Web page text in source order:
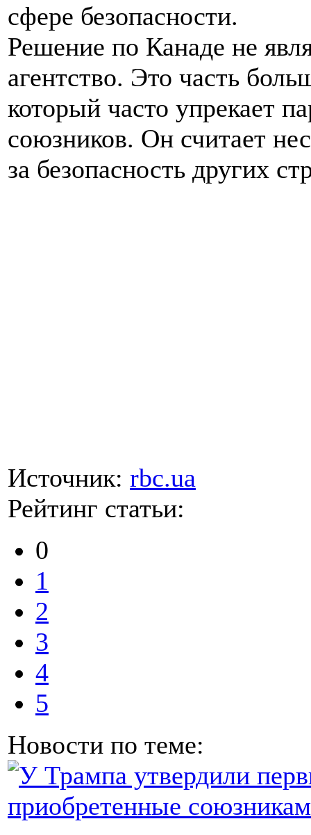
сфере безопасности.
Решение по Канаде не
агентство. Это часть
который часто упрекает
союзников. Он считает
за безопасность других
Источник: rbc.ua
Рейтинг статьи:
0
1
2
3
4
5
Новости по теме: